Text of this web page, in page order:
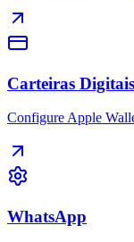
Carteiras Digitais
Configure Apple
WhatsApp